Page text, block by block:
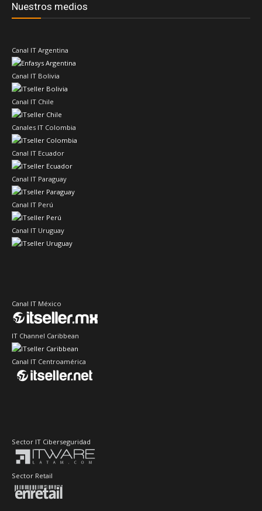
Nuestros medios
Canal IT Argentina
Canal IT Bolivia
Canal IT Chile
Canales IT Colombia
Canal IT Ecuador
Canal IT Paraguay
Canal IT Perú
Canal IT Uruguay
Canal IT México
IT Channel Caribbean
Canal IT Centroamérica
Sector IT Ciberseguridad
Sector Retail